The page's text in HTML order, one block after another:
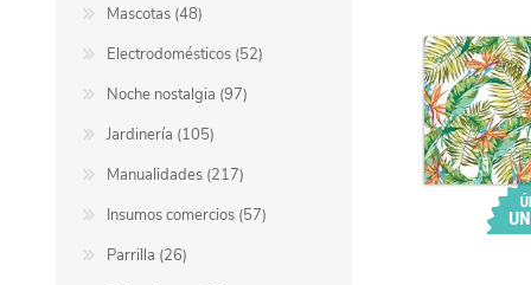
Berlina Air
Mascotas (48)
Electrodomésticos (52)
Noche nostalgia (97)
Jardinería (105)
Manualidades (217)
Insumos comercios (57)
Parrilla (26)